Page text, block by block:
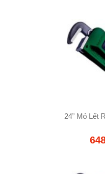
24” Mỏ Lết